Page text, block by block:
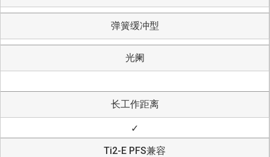
弹簧缓冲型
光阑
长工作距离
✓
Ti2-E PFS兼容